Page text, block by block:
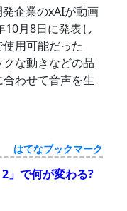
企業のxAIが動画
月8日に発表し
用可能だった
な動きなどの品
わせて音声を生
はてなブックマーク
」で何が変わる?